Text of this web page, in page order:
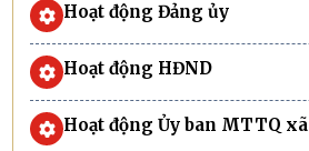
Hoạt động Đảng ủy
Hoạt động HĐND
Hoạt động Ủy ban MTTQ xã